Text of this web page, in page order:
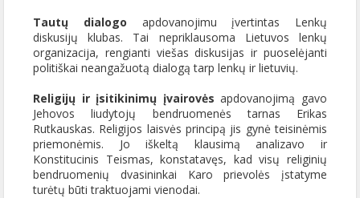
Tautų dialogo apdovanojimu įvertintas Lenkų
diskusijų klubas. Tai nepriklausoma Lietuvos lenkų
organizacija, rengianti viešas diskusijas ir puoselėjanti
politiškai neangažuotą dialogą tarp lenkų ir lietuvių.
Religijų ir įsitikinimų įvairovės apdovanojimą gavo
Jehovos liudytojų bendruomenės tarnas Erikas
Rutkauskas. Religijos laisvės principą jis gynė teisinėmis
priemonėmis. Jo iškeltą klausimą analizavo ir
Konstitucinis Teismas, konstatavęs, kad visų religinių
bendruomenių dvasininkai Karo prievolės įstatyme
turėtų būti traktuojami vienodai.